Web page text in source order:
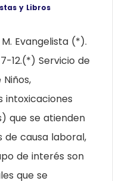
y Libros
Evangelista (*).
7-12.(*) Servicio de
intoxicaciones
que se atienden
de causa laboral,
de interés son
que se